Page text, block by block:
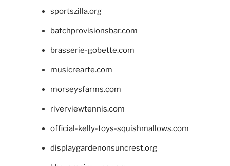
sportszilla.org
batchprovisionsbar.com
brasserie-gobette.com
musicrearte.com
morseysfarms.com
riverviewtennis.com
official-kelly-toys-squishmallows.com
displaygardenonsuncrest.org